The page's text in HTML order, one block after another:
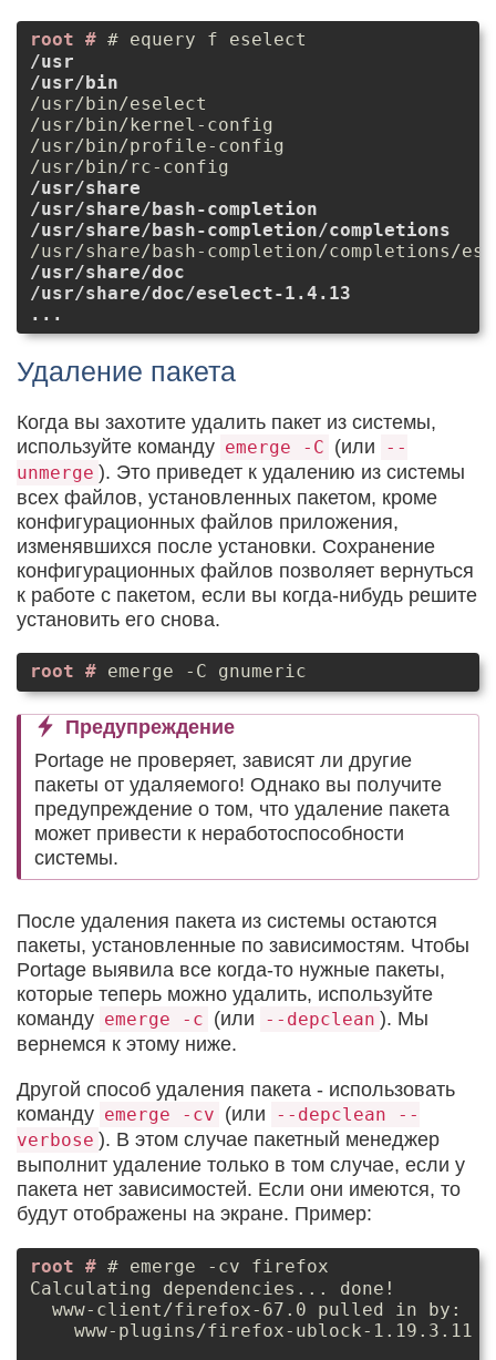
# equery f eselect
/usr
/usr/bin
/usr/bin/eselect
/usr/bin/kernel-config
/usr/bin/profile-config
/usr/share
/usr/share/bash-completion
/usr/share/bash-completion/completions
/usr/share/doc
/usr/share/doc/eselect-1.4.13
...
Удаление пакета
Когда вы захотите удалить пакет из системы,
используйте команду emerge -C (или
--
unmerge ). Это приведет к удалению из системы
всех файлов, установленных пакетом, кроме
конфигурационных файлов приложения,
изменявшихся после установки. Сохранение
конфигурационных файлов позволяет вернуться
к работе с пакетом, если вы когда-нибудь решите
установить его снова.
emerge -C gnumeric
Предупреждение
Portage не проверяет, зависят ли другие
пакеты от удаляемого! Однако вы получите
предупреждение о том, что удаление пакета
может привести к неработоспособности
системы.
После удаления пакета из системы остаются
пакеты, установленные по зависимостям. Чтобы
Portage выявила все когда-то нужные пакеты,
которые теперь можно удалить, используйте
команду emerge -c (или --depclean ). Мы
вернемся к этому ниже.
Другой способ удаления пакета - использовать
команду emerge -cv (или
--depclean --
verbose ). В этом случае пакетный менеджер
выполнит удаление только в том случае, если у
пакета нет зависимостей. Если они имеются, то
будут отображены на экране. Пример:
# emerge -cv firefox
Calculating dependencies... done!
  www-client/firefox-67.0 pulled in by:
www-plugins/firefox-ublock-1.19.3.11